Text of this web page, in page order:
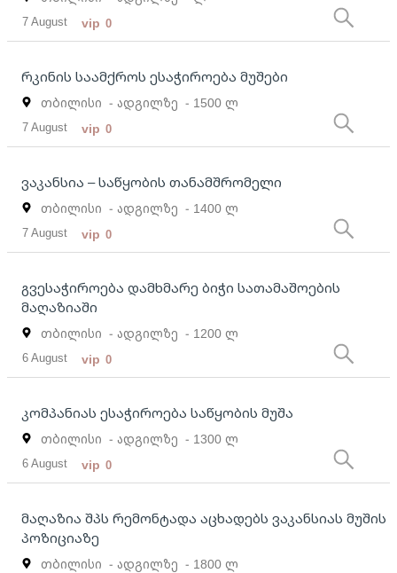
7 August vip 0
რკინის საამქროს ესაჭიროება მუშები
თბილისი - ადგილზე - 1500 ლ
7 August vip 0
ვაკანსია – საწყობის თანამშრომელი
თბილისი - ადგილზე - 1400 ლ
7 August vip 0
გვესაჭიროება დამხმარე ბიჭი სათამაშოების
მაღაზიაში
თბილისი - ადგილზე - 1200 ლ
6 August vip 0
კომპანიას ესაჭიროება საწყობის მუშა
თბილისი - ადგილზე - 1300 ლ
6 August vip 0
მაღაზია შპს რემონტადა აცხადებს ვაკანსიას მუშის
პოზიციაზე
თბილისი - ადგილზე - 1800 ლ